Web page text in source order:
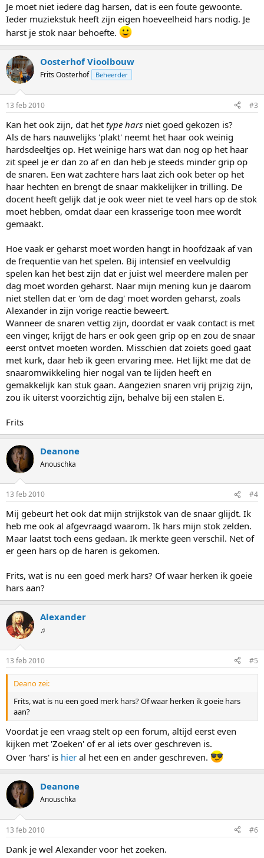
Je moet niet iedere dag harsen, dat is een foute gewoonte.
Ieder muziekstuk heeft zijn eigen hoeveelheid hars nodig. Je
harst je stok naar behoefte.
Oosterhof Vioolbouw
Frits Oosterhof Beheerder
13 feb 2010 #3
Kan het ook zijn, dat het type hars niet goed gekozen is?
Als de hars nauwelijks 'plakt' neemt het haar ook weinig
hardsdeeltjes op. Het weinige hars wat dan nog op het haar
zit speel je er dan zo af en dan heb je steeds minder grip op
de snaren. Een wat zachtere hars laat zich ook beter op het
haar hechten en brengt de snaar makkelijker in trilling. De
docent heeft gelijk dat je ook weer niet te veel hars op de stok
moet hebben, omdat daar een krasserige toon mee wordt
gemaakt.
Hoe vaak er geharst moet worden hangt in hoofdzaak af van
de frequentie van het spelen. Bij intensief en veelvuldig
spelen kan het best zijn dat er juist wel meerdere malen per
dag moet worden geharst. Naar mijn mening kun je daarom
niet stellen dat er 'om de dag' moet worden geharst, zoals
Alexander in zijn vorige reactie beweert.
Wanneer de snaren vettig zijn, doordat er vaak contact is met
een vinger, krijgt de hars er ook geen grip op en zou de snaar
eerst ontvet moeten worden. Misschien dat zoiets goed gaat
met kurk, daar heb ik geen ervaring mee. Het lijkt me dat de
snaaromwikkeling hier nogal van te lijden heeft en
gemakkelijk kan stuk gaan. Aangezien snaren vrij prijzig zijn,
zou ik uiterst voorzichtig zijn, behalve bij een stalen E.
Frits
Deanone
Anouschka
13 feb 2010 #4
Mij gebeurt het ook dat mijn strijkstok van de snaar glijdt. Ik
heb me ook al afgevraagd waarom. Ik hars mijn stok zelden.
Maar laatst toch eens gedaan. Ik merkte geen verschil. Net of
er geen hars op de haren is gekomen.
Frits, wat is nu een goed merk hars? Of waar herken ik goeie
hars aan?
Alexander
♫
13 feb 2010 #5
Deano zei:
Frits, wat is nu een goed merk hars? Of waar herken ik goeie hars
aan?
Voordat je een vraag stelt op een forum, altijd eerst even
kijken met 'Zoeken' of er al iets over geschreven is.
Over 'hars' is hier al het een en ander geschreven.
Deanone
Anouschka
13 feb 2010 #6
Dank je wel Alexander voor het zoeken.